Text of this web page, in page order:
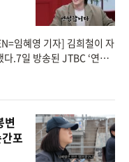
임혜영 기자] 김희철이 자
.7일 방송된 JTBC ‘연애
변
포